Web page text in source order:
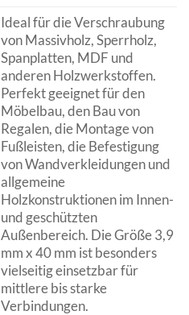
Ideal für die Verschraubung
von Massivholz, Sperrholz,
Spanplatten, MDF und
anderen Holzwerkstoffen.
Perfekt geeignet für den
Möbelbau, den Bau von
Regalen, die Montage von
Fußleisten, die Befestigung
von Wandverkleidungen und
allgemeine
Holzkonstruktionen im Innen-
und geschützten
Außenbereich. Die Größe 3,9
mm x 40 mm ist besonders
vielseitig einsetzbar für
mittlere bis starke
Verbindungen.